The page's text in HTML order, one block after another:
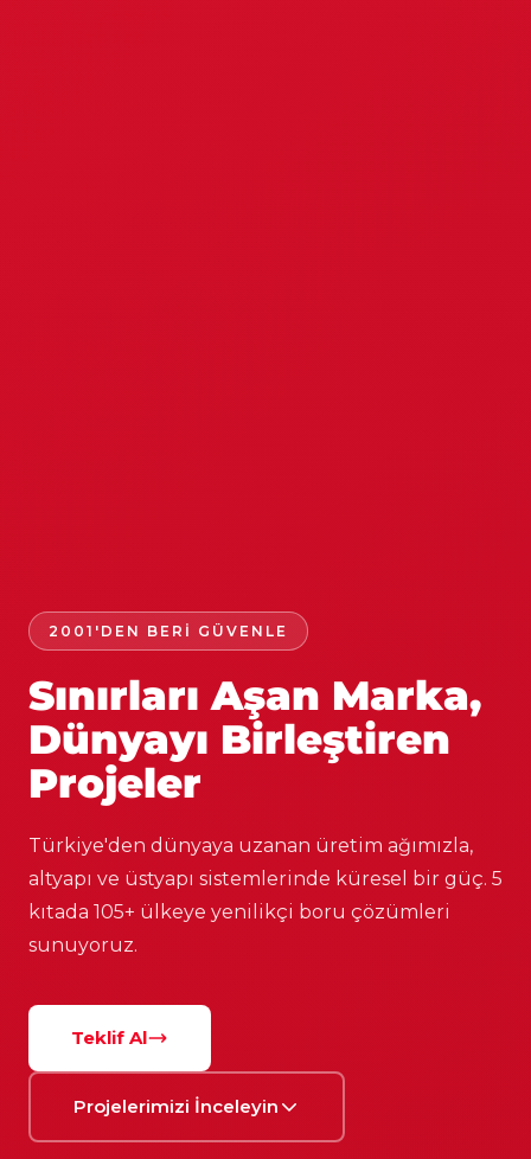
2001'DEN BERI GÜVENLE
Sınırları Aşan Marka,
Dünyayı Birleştiren
Projeler
Türkiye'den dünyaya uzanan üretim ağımızla,
altyapı ve üstyapı sistemlerinde küresel bir güç. 5
kıtada 105+ ülkeye yenilikçi boru çözümleri
sunuyoruz.
Teklif Al
Projelerimizi İnceleyin